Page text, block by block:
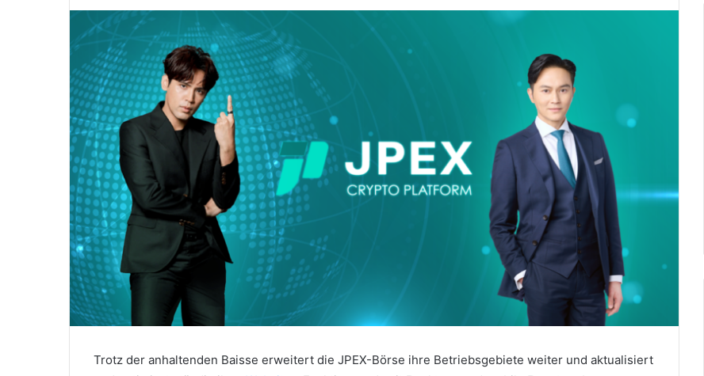
Trotz der anhaltenden Baisse erweitert die JPEX-Börse ihre Betriebsgebiete weiter und aktualisiert